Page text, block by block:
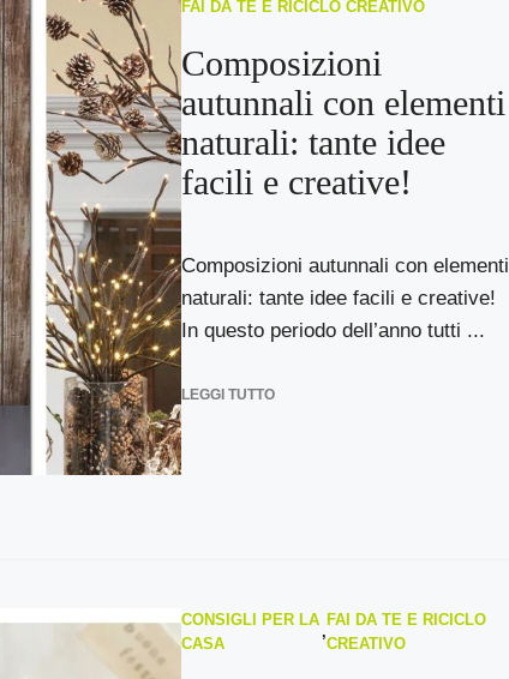
FAI DA TE E RICICLO CREATIVO
Composizioni
autunnali con elementi
naturali: tante idee
facili e creative!
Composizioni autunnali con elementi
naturali: tante idee facili e creative!
In questo periodo dell’anno tutti ...
LEGGI TUTTO
CONSIGLI PER LA
CASA
,
FAI DA TE E RICICLO
CREATIVO